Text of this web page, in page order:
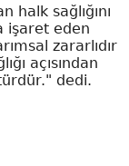
halk sağlığını
işaret eden
zararlıdır
açısından
dedi.